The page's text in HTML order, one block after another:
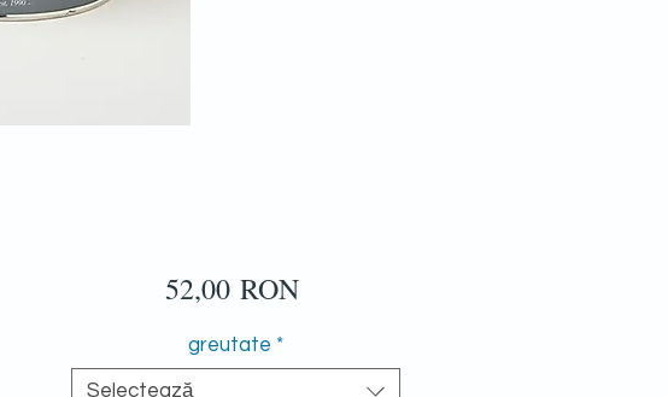
52,00 RONPreț
greutate *
Selectează